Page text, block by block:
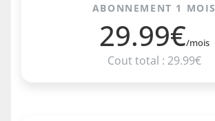
ABONNEMENT 1 MOIS
29.99€/mois
Cout total : 29.99€